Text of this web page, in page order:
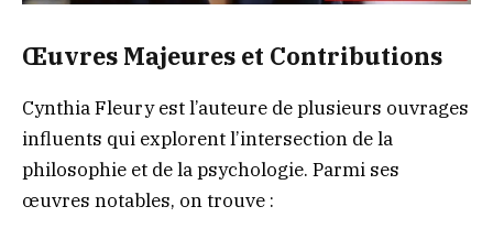
Œuvres Majeures et Contributions
Cynthia Fleury est l’auteure de plusieurs ouvrages
influents qui explorent l’intersection de la
philosophie et de la psychologie. Parmi ses
œuvres notables, on trouve :